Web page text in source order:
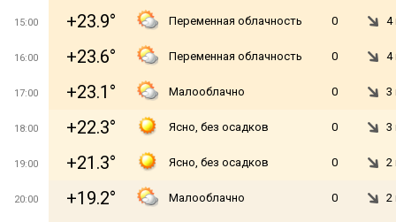
15:00 +23.9° Переменная облачность 0 4
16:00 +23.6° Переменная облачность 0 4
17:00 +23.1° Малооблачно 0 3
18:00 +22.3° Ясно, без осадков 0 3
19:00 +21.3° Ясно, без осадков 0 2
20:00 +19.2° Малооблачно 0 2